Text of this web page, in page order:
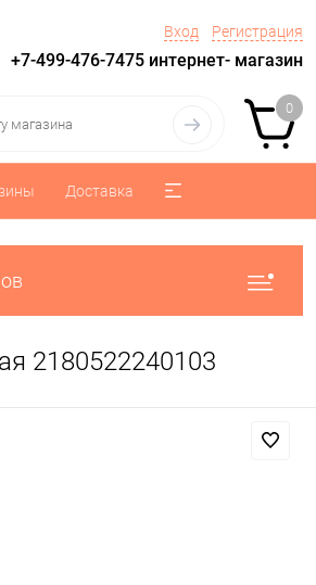
Вход Регистрация
+7-499-476-7475 интернет- магазин
0
Доставка
2180522240103